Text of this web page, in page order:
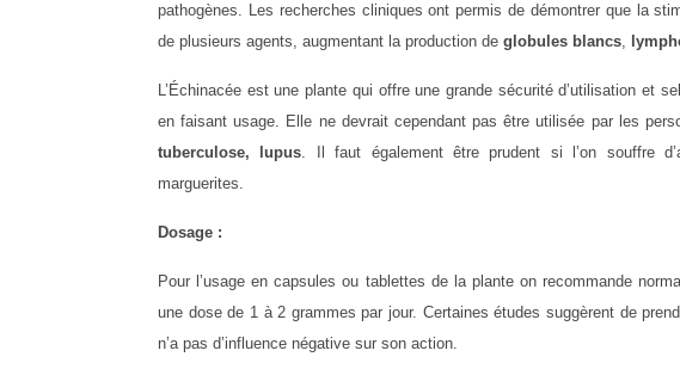
pathogènes. Les recherches cliniques ont permis de démontrer que la
de plusieurs agents, augmentant la production de globules blancs,
L’Échinacée est une plante qui offre une grande sécurité d’utilisation et
en faisant usage. Elle ne devrait cependant pas être utilisée par les
tuberculose, lupus. Il faut également être prudent si l’on souffre
marguerites.
Dosage :
Pour l’usage en capsules ou tablettes de la plante on recommande
une dose de 1 à 2 grammes par jour. Certaines études suggèrent de
n’a pas d’influence négative sur son action.